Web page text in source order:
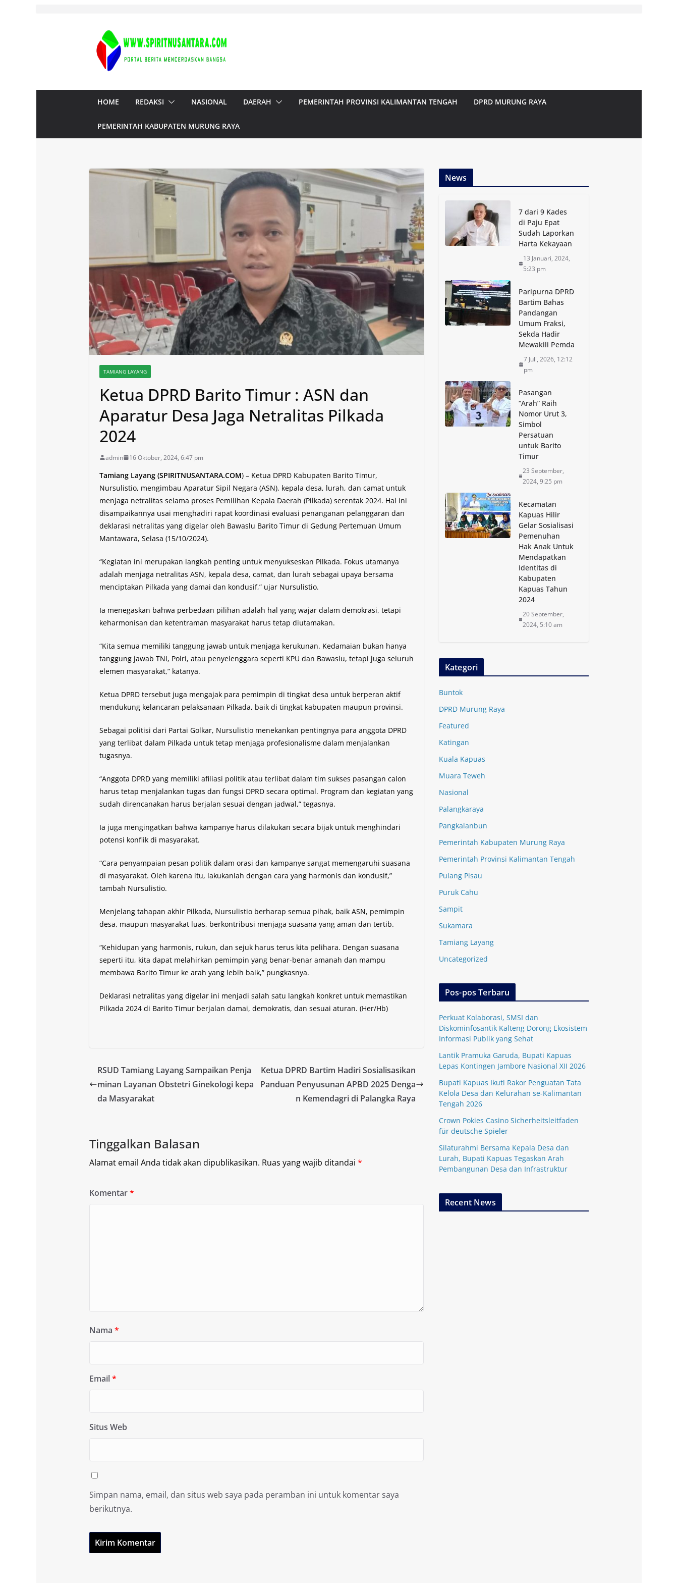
HOME REDAKSI NASIONAL DAERAH PEMERINTAH PROVINSI KALIMANTAN TENGAH DPRD MURUNG RAYA
PEMERINTAH KABUPATEN MURUNG RAYA
TAMIANG LAYANG
Ketua DPRD Barito Timur : ASN dan
Aparatur Desa Jaga Netralitas Pilkada
2024
admin 16 Oktober, 2024, 6:47 pm
Tamiang Layang (SPIRITNUSANTARA.COM) – Ketua DPRD Kabupaten Barito Timur,
Nursulistio, mengimbau Aparatur Sipil Negara (ASN), kepala desa, lurah, dan camat untuk
menjaga netralitas selama proses Pemilihan Kepala Daerah (Pilkada) serentak 2024. Hal ini
disampaikannya usai menghadiri rapat koordinasi evaluasi penanganan pelanggaran dan
deklarasi netralitas yang digelar oleh Bawaslu Barito Timur di Gedung Pertemuan Umum
Mantawara, Selasa (15/10/2024).
“Kegiatan ini merupakan langkah penting untuk menyukseskan Pilkada. Fokus utamanya
adalah menjaga netralitas ASN, kepala desa, camat, dan lurah sebagai upaya bersama
menciptakan Pilkada yang damai dan kondusif,” ujar Nursulistio.
Ia menegaskan bahwa perbedaan pilihan adalah hal yang wajar dalam demokrasi, tetapi
keharmonisan dan ketentraman masyarakat harus tetap diutamakan.
“Kita semua memiliki tanggung jawab untuk menjaga kerukunan. Kedamaian bukan hanya
tanggung jawab TNI, Polri, atau penyelenggara seperti KPU dan Bawaslu, tetapi juga seluruh
elemen masyarakat,” katanya.
Ketua DPRD tersebut juga mengajak para pemimpin di tingkat desa untuk berperan aktif
mendukung kelancaran pelaksanaan Pilkada, baik di tingkat kabupaten maupun provinsi.
Sebagai politisi dari Partai Golkar, Nursulistio menekankan pentingnya para anggota DPRD
yang terlibat dalam Pilkada untuk tetap menjaga profesionalisme dalam menjalankan
tugasnya.
“Anggota DPRD yang memiliki afiliasi politik atau terlibat dalam tim sukses pasangan calon
harus tetap menjalankan tugas dan fungsi DPRD secara optimal. Program dan kegiatan yang
sudah direncanakan harus berjalan sesuai dengan jadwal,” tegasnya.
Ia juga mengingatkan bahwa kampanye harus dilakukan secara bijak untuk menghindari
potensi konflik di masyarakat.
“Cara penyampaian pesan politik dalam orasi dan kampanye sangat memengaruhi suasana
di masyarakat. Oleh karena itu, lakukanlah dengan cara yang harmonis dan kondusif,”
tambah Nursulistio.
Menjelang tahapan akhir Pilkada, Nursulistio berharap semua pihak, baik ASN, pemimpin
desa, maupun masyarakat luas, berkontribusi menjaga suasana yang aman dan tertib.
“Kehidupan yang harmonis, rukun, dan sejuk harus terus kita pelihara. Dengan suasana
seperti itu, kita dapat melahirkan pemimpin yang benar-benar amanah dan mampu
membawa Barito Timur ke arah yang lebih baik,” pungkasnya.
Deklarasi netralitas yang digelar ini menjadi salah satu langkah konkret untuk memastikan
Pilkada 2024 di Barito Timur berjalan damai, demokratis, dan sesuai aturan. (Her/Hb)
RSUD Tamiang Layang Sampaikan Penja
minan Layanan Obstetri Ginekologi kepa
da Masyarakat
Ketua DPRD Bartim Hadiri Sosialisasikan
Panduan Penyusunan APBD 2025 Denga
n Kemendagri di Palangka Raya
Tinggalkan Balasan
Alamat email Anda tidak akan dipublikasikan. Ruas yang wajib ditandai *
Komentar*
Nama *
Email*
Situs Web
Simpan nama, email, dan situs web saya pada peramban ini untuk komentar saya
berikutnya.
News
7 dari 9 Kades
di Paju Epat
Sudah Laporkan
Harta Kekayaan
13 Januari, 2024,
5:23 pm
Paripurna DPRD
Bartim Bahas
Pandangan
Umum Fraksi,
Sekda Hadir
Mewakili Pemda
7 Juli, 2026, 12:12
pm
Pasangan
“Arah” Raih
Nomor Urut 3,
Simbol
Persatuan
untuk Barito
Timur
23 September,
2024, 9:25 pm
Kecamatan
Kapuas Hilir
Gelar Sosialisasi
Pemenuhan
Hak Anak Untuk
Mendapatkan
Identitas di
Kabupaten
Kapuas Tahun
2024
20 September,
2024, 5:10 am
Kategori
Buntok
DPRD Murung Raya
Featured
Katingan
Kuala Kapuas
Muara Teweh
Nasional
Palangkaraya
Pangkalanbun
Pemerintah Kabupaten Murung Raya
Pemerintah Provinsi Kalimantan Tengah
Pulang Pisau
Puruk Cahu
Sampit
Sukamara
Tamiang Layang
Uncategorized
Pos-pos Terbaru
Perkuat Kolaborasi, SMSI dan
Diskominfosantik Kalteng Dorong Ekosistem
Informasi Publik yang Sehat
Lantik Pramuka Garuda, Bupati Kapuas
Lepas Kontingen Jambore Nasional XII 2026
Bupati Kapuas Ikuti Rakor Penguatan Tata
Kelola Desa dan Kelurahan se-Kalimantan
Tengah 2026
Crown Pokies Casino Sicherheitsleitfaden
für deutsche Spieler
Silaturahmi Bersama Kepala Desa dan
Lurah, Bupati Kapuas Tegaskan Arah
Pembangunan Desa dan Infrastruktur
Recent News